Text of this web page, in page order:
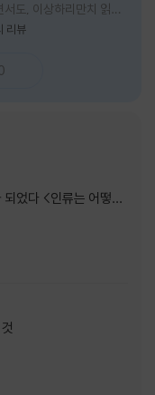
도, 이상하리만치 읽는
돌아보게 만드는 책이었
의 상처와 후회, 다 지나
을 가만히 비추는 거울
시간 속에서 비로소 알
보다 다시 일어서는 일이
담담하게 보여줍니다. 그
과장되지 않았고, 오히
에 더 오래 마음에 남았
리뷰
는 어떻게